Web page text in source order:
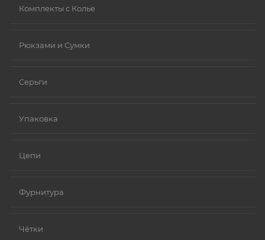
Комплекты с Колье
Рюкзами и Сумки
Серьги
Упаковка
Цепи
Фурнитура
Чётки